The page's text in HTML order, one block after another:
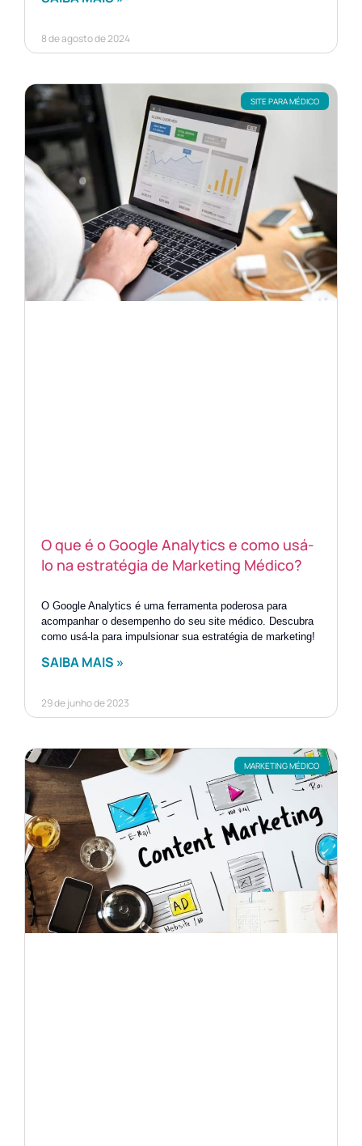
8 de agosto de 2024
SITE PARA MÉDICO
O que é o Google Analytics e como usá-
lo na estratégia de Marketing Médico?
O Google Analytics é uma ferramenta poderosa para
acompanhar o desempenho do seu site médico. Descubra
como usá-la para impulsionar sua estratégia de marketing!
SAIBA MAIS »
29 de junho de 2023
MARKETING MÉDICO